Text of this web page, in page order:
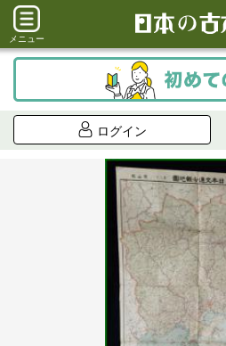
メニュー
ログイン